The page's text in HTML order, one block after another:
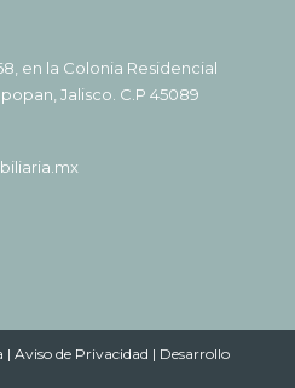
en la Colonia Residencial
Jalisco. C.P 45089
| Aviso de Privacidad | Desarrollo